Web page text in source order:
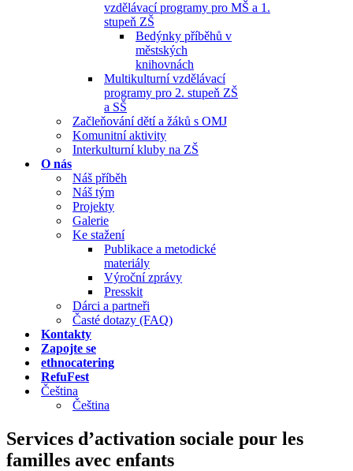
vzdělávací programy pro MŠ a 1.
stupeň ZŠ
Bedýnky příběhů v
městských
knihovnách
Multikulturní vzdělávací
programy pro 2. stupeň ZŠ
a SŠ
Začleňování dětí a žáků s OMJ
Komunitní aktivity
Interkulturní kluby na ZŠ
O nás
Náš příběh
Náš tým
Projekty
Galerie
Ke stažení
Publikace a metodické
materiály
Výroční zprávy
Presskit
Dárci a partneři
Časté dotazy (FAQ)
Kontakty
Zapojte se
ethnocatering
RefuFest
Čeština
Čeština
Services d’activation sociale pour les
familles avec enfants